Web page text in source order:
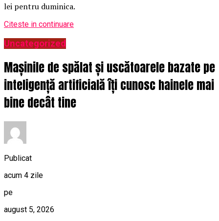
lei pentru duminica.
Citeste in continuare
Uncategorized
Mașinile de spălat și uscătoarele bazate pe
inteligență artificială îți cunosc hainele mai
bine decât tine
Publicat
acum 4 zile
pe
august 5, 2026